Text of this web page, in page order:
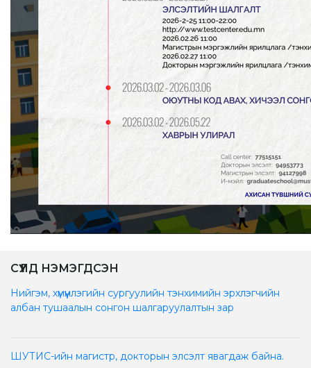
СҮҮЛД НЭМЭГДСЭН
Нийгэм, хүмүүнлэгийн сургуулийн тэнхимийн эрхлэгчийн
албан тушаалын сонгон шалгаруулалтын зар
ШУТИС-ийн магистр, докторын элсэлт явагдаж байна.